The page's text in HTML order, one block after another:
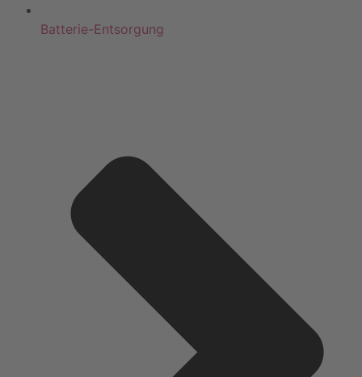
Batterie-Entsorgung